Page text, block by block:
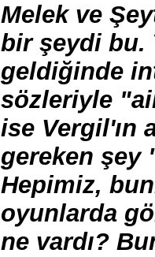
Melek ve
bir şeydi bu.
geldiğinde
sözleriyle
ise Vergil'ın
gereken
Hepimiz,
oyunlarda
ne vardı?